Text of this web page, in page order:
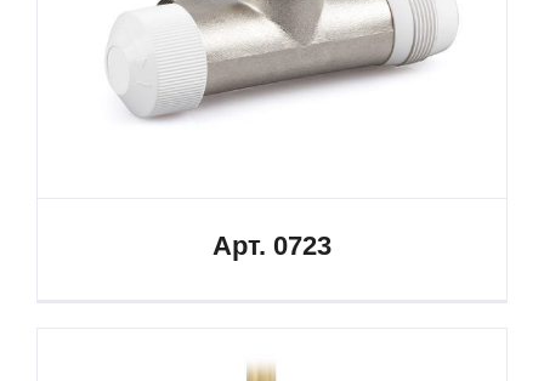
Арт. 0723